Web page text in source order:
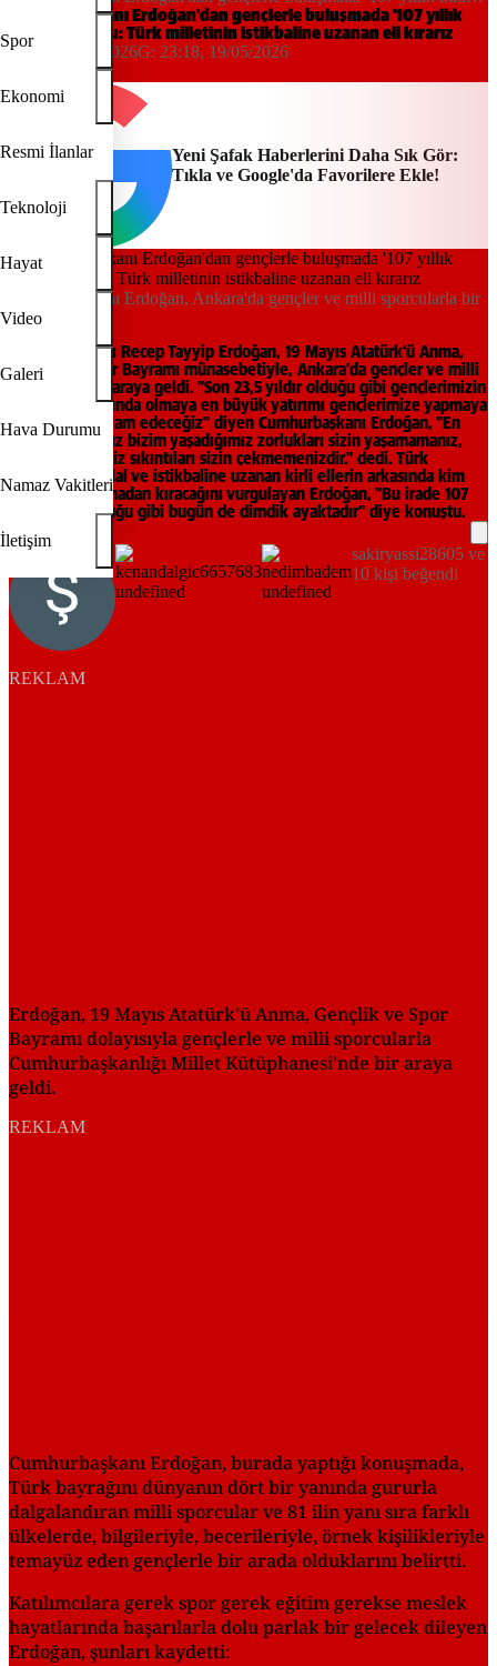
Spor
Ekonomi
Resmi İlanlar
Teknoloji
Hayat
Video
Galeri
Hava Durumu
Namaz Vakitleri
İletişim
vurgusu: Türk milletinin istikbaline uzanan eli kırarız
Cumhurbaşkanı Erdoğan'dan gençlerle buluşmada '107 yıllık
irade' vurgusu: Türk milletinin istikbaline uzanan eli kırarız
22:02, 19/05/2026G: 23:18, 19/05/2026
Yeni Şafak Haberlerini Daha Sık Gör:
Tıkla ve Google'da Favorilere Ekle!
Cumhurbaşkanı Erdoğan, Ankara'da gençler ve milli sporcularla bir
araya geldi.
Cumhurbaşkanı Recep Tayyip Erdoğan, 19 Mayıs Atatürk'ü Anma,
Gençlik ve Spor Bayramı münasebetiyle, Ankara'da gençler ve milli
sporcularla bir araya geldi. "Son 23,5 yıldır olduğu gibi gençlerimizin
her alanda yanında olmaya en büyük yatırımı gençlerimize yapmaya
kararlılıkla devam edeceğiz" diyen Cumhurbaşkanı Erdoğan, "En
büyük amacımız bizim yaşadığımız zorlukları sizin yaşamamanız,
bizim çektiğimiz sıkıntıları sizin çekmemenizdir." dedi. Türk
milletinin istiklal ve istikbaline uzanan kirli ellerin arkasında kim
olduğuna bakmadan kıracağını vurgulayan Erdoğan, "Bu irade 107
sene önce olduğu gibi bugün de dimdik ayaktadır" diye konuştu.
sakiryassi28605 ve
10 kişi beğendi
REKLAM
Erdoğan, 19 Mayıs Atatürk'ü Anma, Gençlik ve Spor
Bayramı dolayısıyla gençlerle ve milli sporcularla
Cumhurbaşkanlığı Millet Kütüphanesi'nde bir araya
geldi.
REKLAM
Cumhurbaşkanı Erdoğan, burada yaptığı konuşmada,
Türk bayrağını dünyanın dört bir yanında gururla
dalgalandıran milli sporcular ve 81 ilin yanı sıra farklı
ülkelerde, bilgileriyle, becerileriyle, örnek kişilikleriyle
temayüz eden gençlerle bir arada olduklarını belirtti.
Katılımcılara gerek spor gerek eğitim gerekse meslek
hayatlarında başarılarla dolu parlak bir gelecek dileyen
Erdoğan, şunları kaydetti: